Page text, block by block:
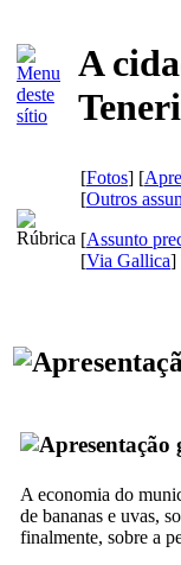
A
[Fotos] [
[Outros
[Assunto
[Via Gallica]
A economia do
de bananas e uvas,
finalmente, sobre a